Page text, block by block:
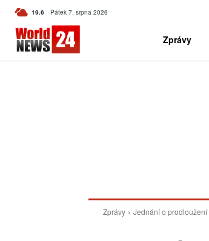
19.6 C Czech
Pátek 7. srpna 2026
Zprávy
Zprávy Jednání o